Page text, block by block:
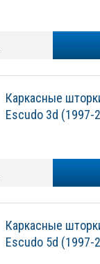
Каркасные
Escudo 3d
Каркасные
Escudo 5d